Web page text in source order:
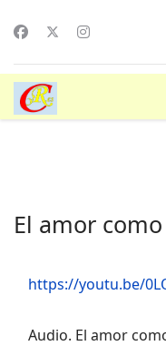
El amor
https://youtu.be/
Audio. El amor